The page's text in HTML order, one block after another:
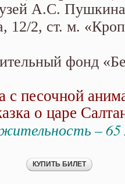
А.С.
12/2, ст. м.
фонд
с песочной
о царе
–